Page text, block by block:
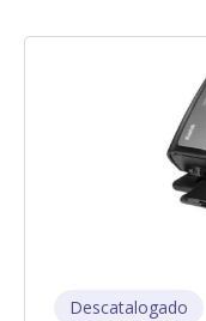
Imagen
Descatalogado